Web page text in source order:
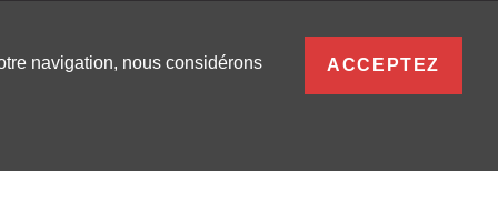
navigation, nous considérons
ACCEPTEZ